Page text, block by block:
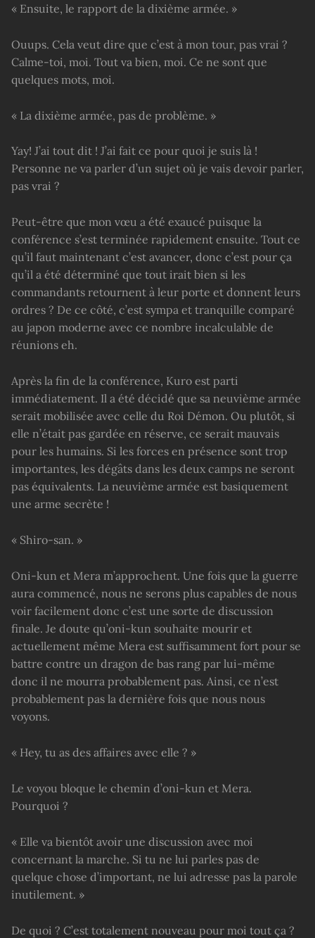
« Ensuite, le rapport de la dixième armée. »
Ouups. Cela veut dire que c’est à mon tour, pas vrai ?
Calme-toi, moi. Tout va bien, moi. Ce ne sont que
quelques mots, moi.
« La dixième armée, pas de problème. »
Yay! J’ai tout dit ! J’ai fait ce pour quoi je suis là !
Personne ne va parler d’un sujet où je vais devoir parler,
pas vrai ?
Peut-être que mon vœu a été exaucé puisque la
conférence s’est terminée rapidement ensuite. Tout ce
qu’il faut maintenant c’est avancer, donc c’est pour ça
qu’il a été déterminé que tout irait bien si les
commandants retournent à leur porte et donnent leurs
ordres ? De ce côté, c’est sympa et tranquille comparé
au japon moderne avec ce nombre incalculable de
réunions eh.
Après la fin de la conférence, Kuro est parti
immédiatement. Il a été décidé que sa neuvième armée
serait mobilisée avec celle du Roi Démon. Ou plutôt, si
elle n’était pas gardée en réserve, ce serait mauvais
pour les humains. Si les forces en présence sont trop
importantes, les dégâts dans les deux camps ne seront
pas équivalents. La neuvième armée est basiquement
une arme secrète !
« Shiro-san. »
Oni-kun et Mera m’approchent. Une fois que la guerre
aura commencé, nous ne serons plus capables de nous
voir facilement donc c’est une sorte de discussion
finale. Je doute qu’oni-kun souhaite mourir et
actuellement même Mera est suffisamment fort pour se
battre contre un dragon de bas rang par lui-même
donc il ne mourra probablement pas. Ainsi, ce n’est
probablement pas la dernière fois que nous nous
voyons.
« Hey, tu as des affaires avec elle ? »
Le voyou bloque le chemin d’oni-kun et Mera.
Pourquoi ?
« Elle va bientôt avoir une discussion avec moi
concernant la marche. Si tu ne lui parles pas de
quelque chose d’important, ne lui adresse pas la parole
inutilement. »
De quoi ? C’est totalement nouveau pour moi tout ça ?